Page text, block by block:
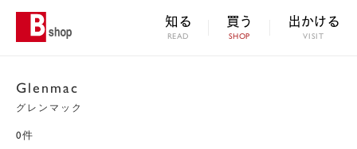
知る
READ
買う
SHOP
出かける
VISIT
Glenmac
グレンマック
0件